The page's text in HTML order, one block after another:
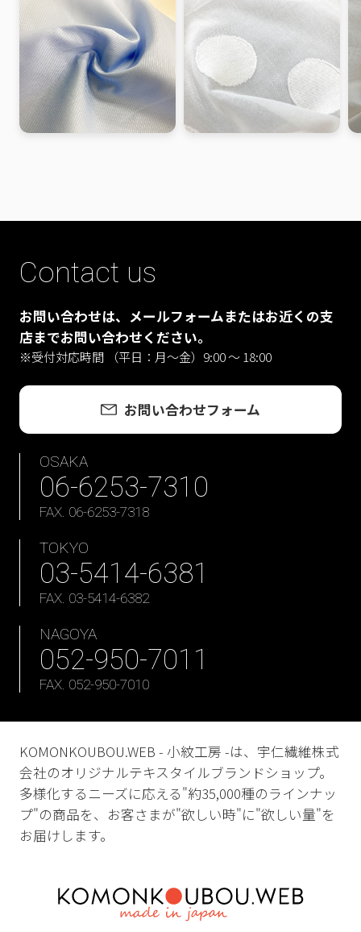
Contact us
お問い合わせは、メールフォームまたはお近くの支
店までお問い合わせください。
※受付対応時間 （平日：月〜金）9:00 ～ 18:00
お問い合わせフォーム
OSAKA
06-6253-7310
FAX. 06-6253-7318
TOKYO
03-5414-6381
FAX. 03-5414-6382
NAGOYA
052-950-7011
FAX. 052-950-7010
KOMONKOUBOU.WEB - 小紋工房 -は、宇仁繊維株式
会社のオリジナルテキスタイルブランドショップ。
多様化するニーズに応える"約35,000種のラインナッ
プ"の商品を、お客さまが"欲しい時"に"欲しい量"を
お届けします。